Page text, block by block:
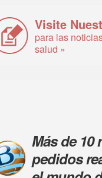
Visite
para las
salud »
Más de 10
pedidos